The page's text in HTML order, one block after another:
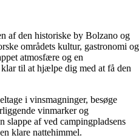
af den historiske by Bolzano og
områdets kultur, gastronomi og
atmosfære og en
til at hjælpe dig med at få den
i vinsmagninger, besøge
vinmarker og
slappe af ved campingpladsens
klare nattehimmel.